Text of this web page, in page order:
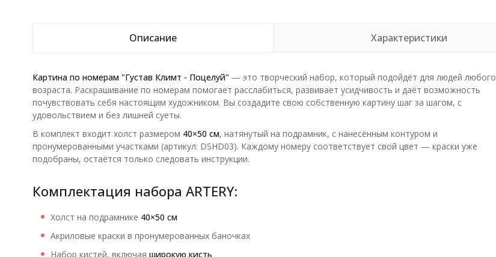
Описание Характеристики
Картина по номерам "Густав Климт - Поцелуй" — это творческий набор, который подойдёт для людей любого
возраста. Раскрашивание по номерам помогает расслабиться, развивает усидчивость и даёт возможность
почувствовать себя настоящим художником. Вы создадите свою собственную картину шаг за шагом, с
удовольствием и без лишней суеты.
В комплект входит холст размером 40×50 см, натянутый на подрамник, с нанесённым контуром и
пронумерованными участками (артикул: DSHD03). Каждому номеру соответствует свой цвет — краски уже
подобраны, остаётся только следовать инструкции.
Комплектация набора ARTERY:
Холст на подрамнике 40×50 см
Акриловые краски в пронумерованных баночках
Набор кистей, включая широкую кисть